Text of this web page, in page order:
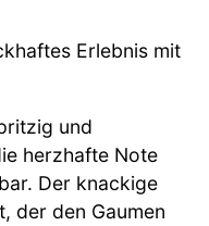
Erlebnis mit
und
herzhafte Note
Der knackige
der den Gaumen